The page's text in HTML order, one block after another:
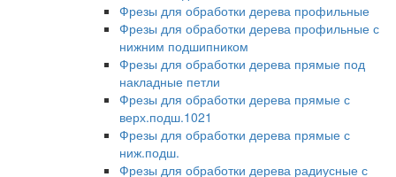
Фрезы для обработки дерева профильные
Фрезы для обработки дерева профильные с
нижним подшипником
Фрезы для обработки дерева прямые под
накладные петли
Фрезы для обработки дерева прямые с
верх.подш.1021
Фрезы для обработки дерева прямые с
ниж.подш.
Фрезы для обработки дерева радиусные с